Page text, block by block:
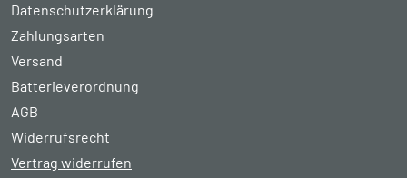
Datenschutzerklärung
Zahlungsarten
Versand
Batterieverordnung
AGB
Widerrufsrecht
Vertrag widerrufen